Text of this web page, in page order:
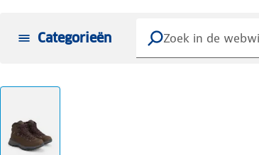
Categorieën